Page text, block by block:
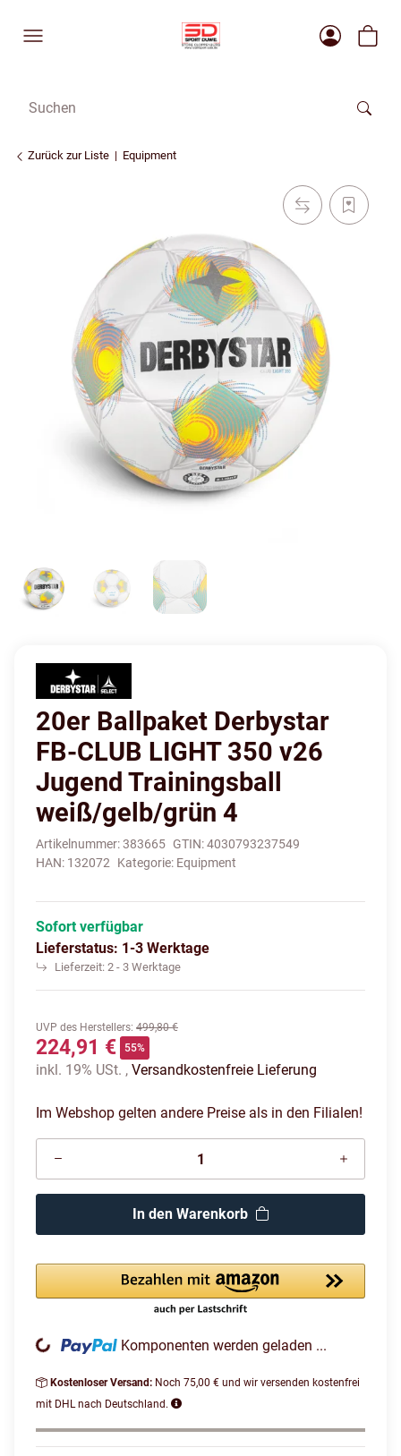
Zurück zur Liste Equipment
20er Ballpaket Derbystar
FB-CLUB LIGHT 350 v26
Jugend Trainingsball
weiß/gelb/grün 4
Artikelnummer:383665 GTIN:4030793237549
HAN: 132072 Kategorie: Equipment
Sofort verfügbar
Lieferstatus: 1-3 Werktage
Lieferzeit: 2 - 3 Werktage
UVP des Herstellers: 499,80 €
224,91 € 55%
inkl. 19% USt. , Versandkostenfreie Lieferung
Im Webshop gelten andere Preise als in den Filialen!
In den Warenkorb
Loading... Komponenten werden geladen ...
Kostenloser Versand: Noch 75,00 € und wir versenden kostenfrei
mit DHL nach Deutschland.